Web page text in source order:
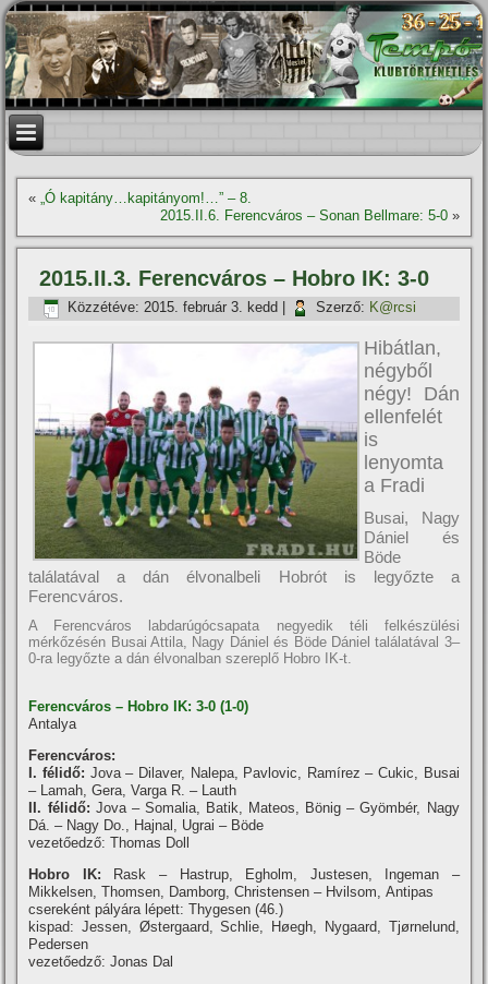
«„Ó kapitány…kapitányom!…” – 8.
2015.II.6. Ferencváros – Sonan Bellmare: 5-0»
2015.II.3. Ferencváros – Hobro IK: 3-0
Közzétéve: 2015. február 3. kedd Szerző: K@rcsi
Hibátlan,
négyből
négy! Dán
ellenfelét
is
lenyomta
a Fradi
Busai, Nagy
Dániel és
Böde
találatával a dán élvonalbeli Hobrót is legyőzte a
Ferencváros.
A Ferencváros labdarúgócsapata negyedik téli felkészülési
mérkőzésén Busai Attila, Nagy Dániel és Böde Dániel találatával 3–
0-ra legyőzte a dán élvonalban szereplő Hobro IK-t.
Ferencváros – Hobro IK: 3-0 (1-0)
Antalya
Ferencváros:
I. félidő: Jova – Dilaver, Nalepa, Pavlovic, Ramí­rez – Cukic, Busai
– Lamah, Gera, Varga R. – Lauth
II. félidő: Jova – Somalia, Batik, Mateos, Bönig – Gyömbér, Nagy
Dá. – Nagy Do., Hajnal, Ugrai – Böde
vezetőedző: Thomas Doll
Hobro IK: Rask – Hastrup, Egholm, Justesen, Ingeman –
Mikkelsen, Thomsen, Damborg, Christensen – Hvilsom, Antipas
csereként pályára lépett: Thygesen (46.)
kispad: Jessen, Østergaard, Schlie, Høegh, Nygaard, Tjørnelund,
Pedersen
vezetőedző: Jonas Dal